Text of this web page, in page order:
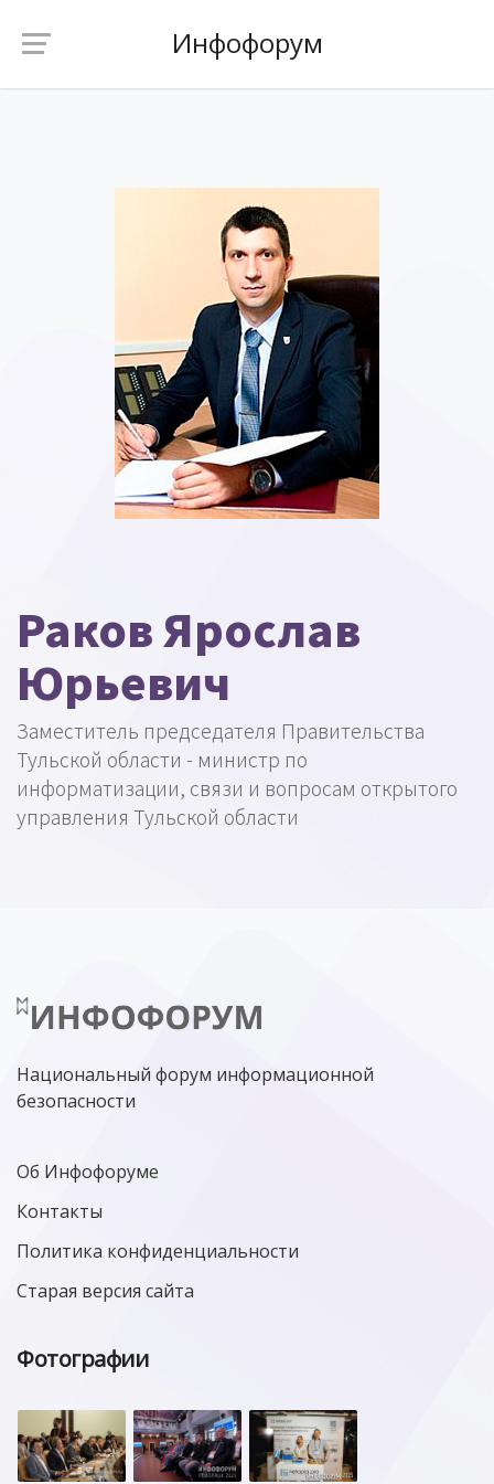
Инфофорум
Раков Ярослав
Юрьевич
Заместитель председателя Правительства
Тульской области - министр по
информатизации, связи и вопросам открытого
управления Тульской области
Национальный форум информационной
безопасности
Об Инфофоруме
Контакты
Политика конфиденциальности
Старая версия сайта
Фотографии